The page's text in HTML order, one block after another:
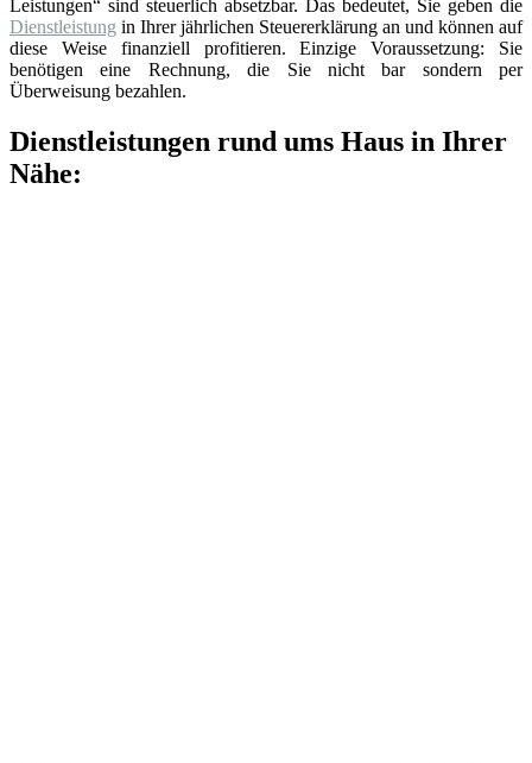
Leistungen“ sind steuerlich absetzbar. Das bedeutet, Sie geben die
Dienstleistung in Ihrer jährlichen Steuererklärung an und können auf
diese Weise finanziell profitieren. Einzige Voraussetzung: Sie
benötigen eine Rechnung, die Sie nicht bar sondern per
Überweisung bezahlen.
Dienstleistungen rund ums Haus in Ihrer
Nähe: